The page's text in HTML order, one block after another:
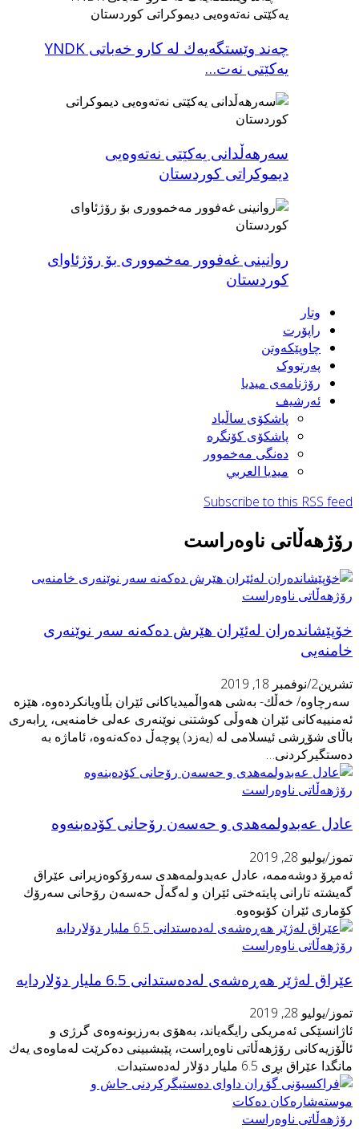
چه‌ند وێستگه‌یه‌ك له‌ كارو خه‌باتی YNDK
یەکێتی نەت…
سەرهەڵدانی یەکێتی نەتەوەیی
دیموکراتی کوردستان
روانینی غه‌فوور مه‌خمووری بۆ رۆژئاوای
كوردستان
وتار
راپۆرت
چاوپێکەوتن
پەرتووک
رۆژنامەی میدیا
ئەرشیف
پاشكۆی ساڵیاد
پاشكۆی كۆنگره‌
ده‌نگی مه‌خموور
ميديا العربي
Subscribe to this RSS
ناوەراست
ناوەراست
له‌ئێران هێرش ده‌كه‌نه‌ سه‌ر نوێنه‌ری
نوفمبر 18, 2019
خەڵك- بەشی هەواڵمیدیاكانی ئێران بڵاویانكردەوە، هێزە
ئێران هەوڵی كوشتنی نوێنەری عەلی خامنەیی، ڕابەری
شۆڕشی ئیسلامی لە (یەزد) پوچەڵ دەكەنەوە، ئاماژە بە
ناوەراست
عەبدولمەهدی و حەسەن رۆحانی كۆدەبنەوە
يوليو 28, 2019
دوشەممە، عادل عەبدولمەهدی سەرۆكوەزیرانی عێراق
تارانی پایتەختی ئێران و لەگەڵ حەسەن رۆحانی سەرۆك
ئێران كۆبوەوە.
ناوەراست
لەژێر هەڕەشەی لەدەستدانی 6.5 ملیار دۆلاردایە
يوليو 28, 2019
ئەمریكی رایگەیاند، بەهۆی بەرزبونەوەی گرژی و
رۆژهەڵاتی ناوەڕاست، پێبشبینی دەكرێت لەماوەی یەك
عێراق بڕی 6.5 ملیار دۆلار لەدەستبدات.
ناوەراست